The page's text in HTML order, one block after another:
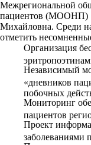
Межрегиональной
пациентов (МООНП)
Михайловна. Среди
отметить
Организация
Независимый
«дневников
побочных
Мониторинг
пациентов
Проект
заболеваниями